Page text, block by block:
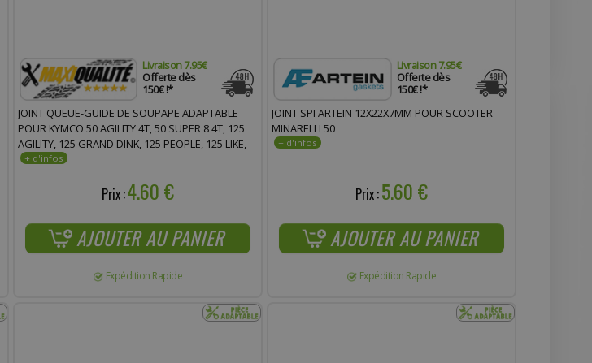
Livraison 7.95€
Offerte dès
150€ !*
JOINT QUEUE-GUIDE DE SOUPAPE ADAPTABLE
POUR KYMCO 50 AGILITY 4T, 50 SUPER 8 4T, 125
AGILITY, 125 GRAND DINK, 125 PEOPLE, 125 LIKE,
250 XCITING, 500 XCITING (VENDU À L'UNITÉ)
Prix :4.60 €
AJOUTER AU PANIER
Expédition Rapide
Livraison 7.95€
Offerte dès
150€ !*
JOINT SPI ARTEIN 12X22X7MM POUR SCOOTER
MINARELLI 50
Prix :5.60 €
AJOUTER AU PANIER
Expédition Rapide